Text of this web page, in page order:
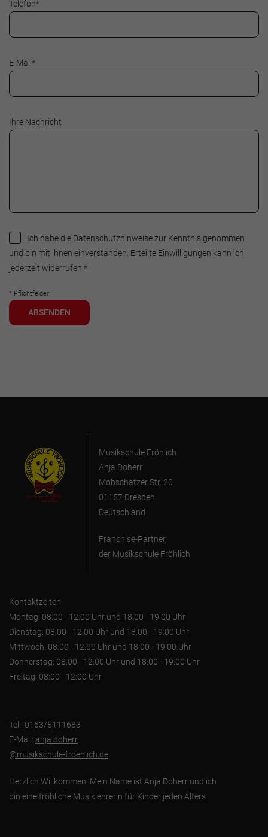
Telefon*
E-Mail*
Ihre Nachricht
Ich habe die Datenschutzhinweise zur Kenntnis genommen
und bin mit ihnen einverstanden. Erteilte Einwilligungen kann ich
jederzeit widerrufen. *
* Pflichtfelder
ABSENDEN
Musikschule Fröhlich
Anja Doherr
Mobschatzer Str. 20
01157 Dresden
Deutschland
Franchise-Partner
der Musikschule Fröhlich
Kontaktzeiten:
Montag: 08:00 - 12:00 Uhr und 18:00 - 19:00 Uhr
Dienstag: 08:00 - 12:00 Uhr und 18:00 - 19:00 Uhr
Mittwoch: 08:00 - 12:00 Uhr und 18:00 - 19:00 Uhr
Donnerstag: 08:00 - 12:00 Uhr und 18:00 - 19:00 Uhr
Freitag: 08:00 - 12:00 Uhr
Tel.: 0163/5111683
E-Mail: anja.doherr
@musikschule-froehlich.de
Herzlich Willkommen! Mein Name ist Anja Doherr und ich
bin eine fröhliche Musiklehrerin für Kinder jeden Alters...